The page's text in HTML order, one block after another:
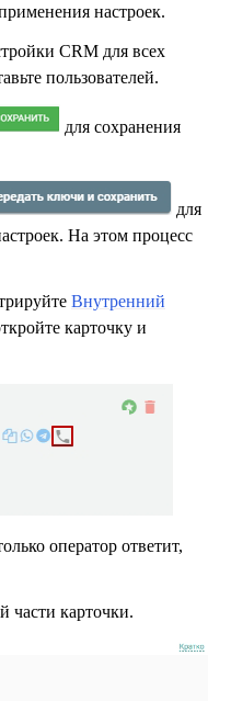
настроек.
CRM для всех
пользователей.
для сохранения
для
На этом процесс
Внутренний
карточку и
оператор ответит,
части карточки.